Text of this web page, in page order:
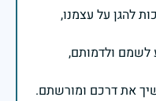
להגן על עצמנו,
לשמם ולדמותם,
את דרכם ומורשתם.